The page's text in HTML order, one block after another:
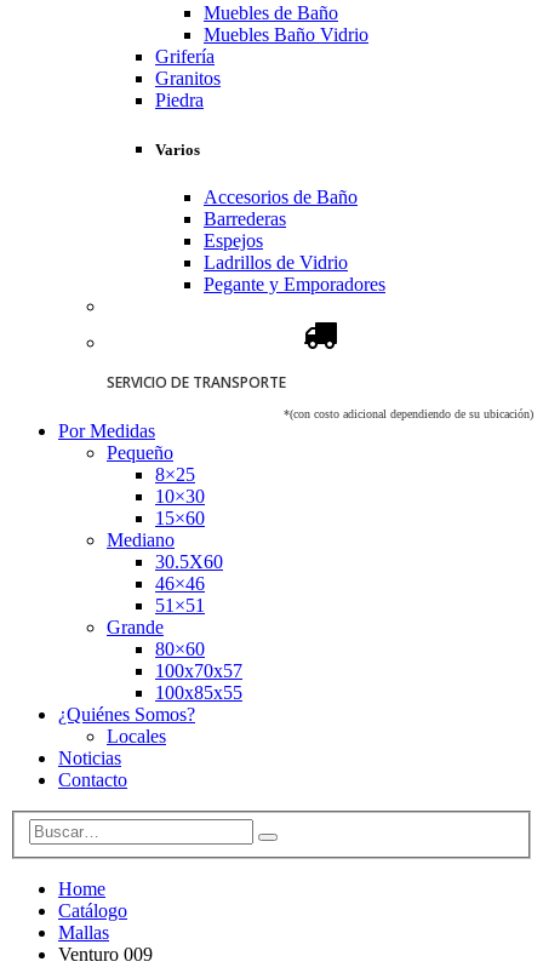
Muebles de Baño
Muebles Baño Vidrio
Grifería
Granitos
Piedra
Varios
Accesorios de Baño
Barrederas
Espejos
Ladrillos de Vidrio
Pegante y Emporadores
SERVICIO DE TRANSPORTE
*(con costo adicional dependiendo de su ubicación)
Por Medidas
Pequeño
8×25
10×30
15×60
Mediano
30.5X60
46×46
51×51
Grande
80×60
100x70x57
100x85x55
¿Quiénes Somos?
Locales
Noticias
Contacto
Home
Catálogo
Mallas
Venturo 009